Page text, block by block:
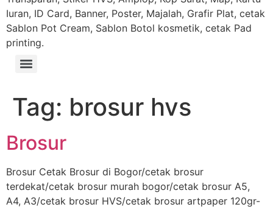
Iuran, ID Card, Banner, Poster, Majalah, Grafir Plat, cetak
Sablon Pot Cream, Sablon Botol kosmetik, cetak Pad
printing.
Tag: brosur hvs
Brosur
Brosur Cetak Brosur di Bogor/cetak brosur
terdekat/cetak brosur murah bogor/cetak brosur A5,
A4, A3/cetak brosur HVS/cetak brosur artpaper 120gr-